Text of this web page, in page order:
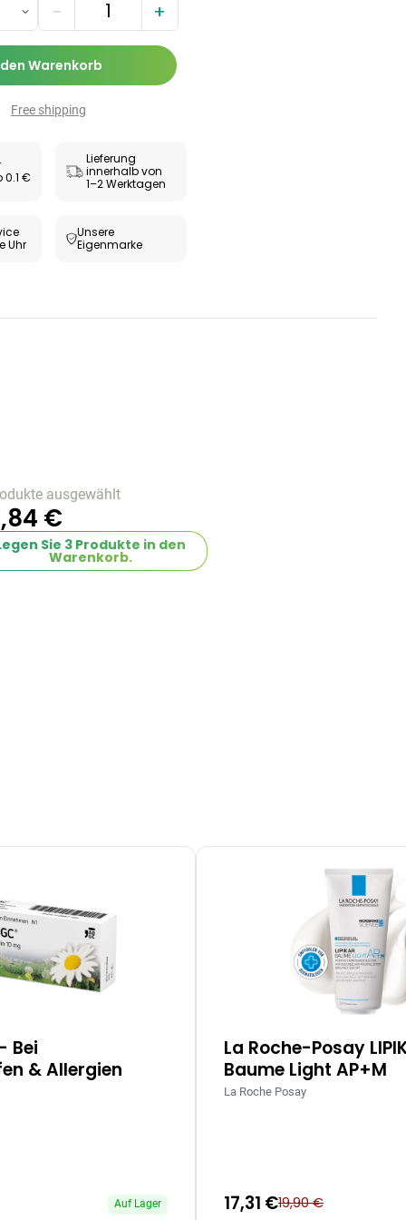
zur
Wert-
€ 17,47 € -26%
extra
€
− +
Warenkorb
Free shipping
€
Lieferung
innerhalb von
1–2 Werktagen
Uhr
Unsere
Eigenmarke
ausgewählt
€
Sie 3 Produkte in den
Warenkorb.
Bei
& Allergien
Auf Lager
La Roche-Posay
Baume Light AP+M
La Roche Posay
17,31 €19,90 €